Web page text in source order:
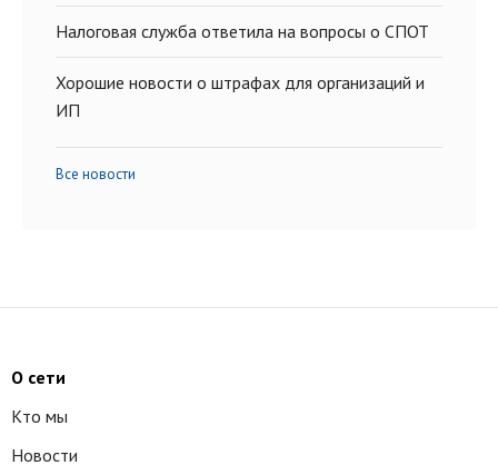
Налоговая служба ответила на вопросы о СПОТ
Хорошие новости о штрафах для организаций и
ИП
Все новости
О сети
Кто мы
Новости